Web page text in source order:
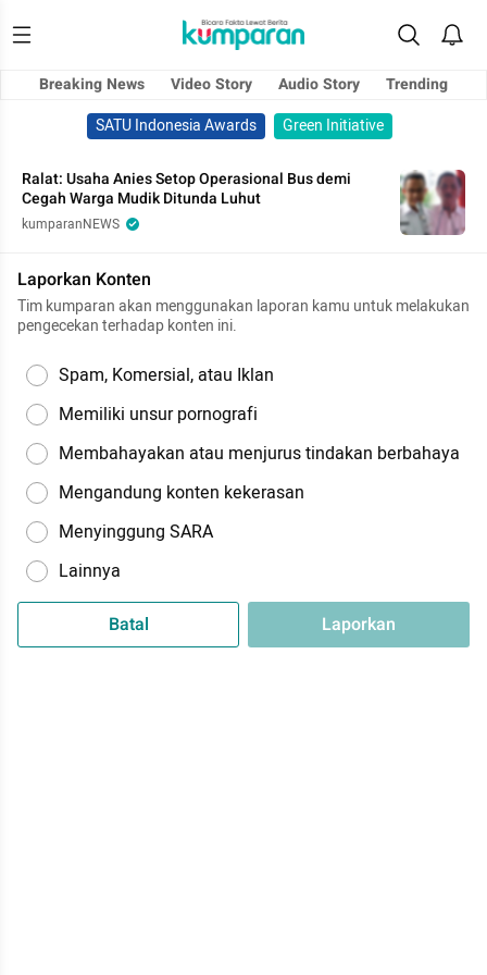
Breaking News Video Story Audio Story
Trending
SATU Indonesia Awards
Green Initiative
Ralat: Usaha Anies Setop Operasional Bus demi
Cegah Warga Mudik Ditunda Luhut
kumparanNEWS
Laporkan Konten
Tim kumparan akan menggunakan laporan kamu untuk melakukan
pengecekan terhadap konten ini.
Spam, Komersial, atau Iklan
Memiliki unsur pornografi
Membahayakan atau menjurus tindakan berbahaya
Mengandung konten kekerasan
Menyinggung SARA
Lainnya
Batal Laporkan